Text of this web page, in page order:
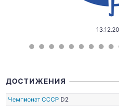
ДОСТИЖЕНИЯ
Чемпионат СССР D2